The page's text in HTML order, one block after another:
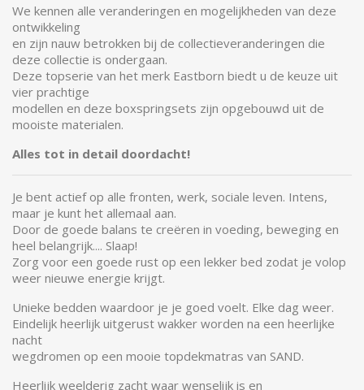
We kennen alle veranderingen en mogelijkheden van deze
ontwikkeling
en zijn nauw betrokken bij de collectieveranderingen die
deze collectie is ondergaan.
Deze topserie van het merk Eastborn biedt u de keuze uit
vier prachtige
modellen en deze boxspringsets zijn opgebouwd uit de
mooiste materialen.
Alles tot in detail doordacht!
Je bent actief op alle fronten, werk, sociale leven. Intens,
maar je kunt het allemaal aan.
Door de goede balans te creëren in voeding, beweging en
heel belangrijk.... Slaap!
Zorg voor een goede rust op een lekker bed zodat je volop
weer nieuwe energie krijgt.
Unieke bedden waardoor je je goed voelt. Elke dag weer.
Eindelijk heerlijk uitgerust wakker worden na een heerlijke
nacht
wegdromen op een mooie topdekmatras van SAND.
Heerlijk weelderig zacht waar wenselijk is en